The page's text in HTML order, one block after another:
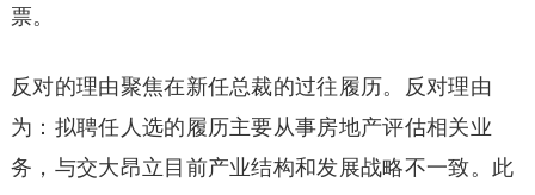
票。
反对的理由聚焦在新任总裁的过往履历。反对理由
为：拟聘任人选的履历主要从事房地产评估相关业
务，与交大昂立目前产业结构和发展战略不一致。此